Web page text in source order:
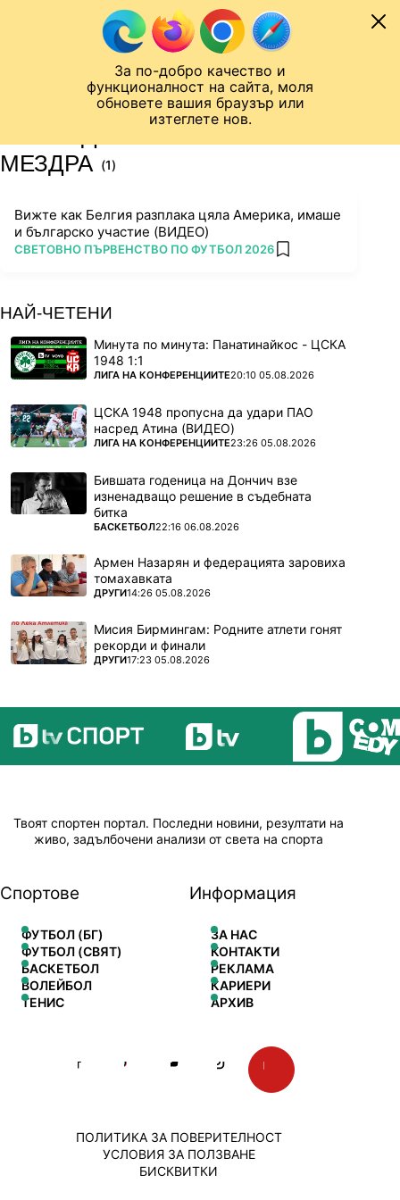
За по-добро качество и
функционалност на сайта, моля
обновете вашия браузър или
изтеглете нов.
Към съдържанието
Лига на Конференциите
МЕЗДРА (1)
Вижте как Белгия разплака цяла Америка, имаше
и българско участие (ВИДЕО)
ПОВЕЧЕ ОТ
СВЕТОВНО ПЪРВЕНСТВО ПО ФУТБОЛ 2026 add favorites
НАЙ-ЧЕТЕНИ
Минута по минута: Панатинайкос - ЦСКА
1948 1:1
ПОВЕЧЕ ОТ
ЛИГА НА КОНФЕРЕНЦИИТЕ20:10 05.08.2026
ЦСКА 1948 пропусна да удари ПАО
насред Атина (ВИДЕО)
ПОВЕЧЕ ОТ
ЛИГА НА КОНФЕРЕНЦИИТЕ23:26 05.08.2026
Бившата годеница на Дончич взе
изненадващо решение в съдебната
битка
ПОВЕЧЕ ОТ
БАСКЕТБОЛ22:16 06.08.2026
Армен Назарян и федерацията заровиха
томахавката
ПОВЕЧЕ ОТ
ДРУГИ14:26 05.08.2026
Мисия Бирмингам: Родните атлети гонят
рекорди и финали
ПОВЕЧЕ ОТ
ДРУГИ17:23 05.08.2026
Твоят спортен портал. Последни новини, резултати на
живо, задълбочени анализи от света на спорта
Спортове
ФУТБОЛ (БГ)
ФУТБОЛ (СВЯТ)
БАСКЕТБОЛ
ВОЛЕЙБОЛ
ТЕНИС
Информация
ЗА НАС
КОНТАКТИ
РЕКЛАМА
КАРИЕРИ
АРХИВ
ПОЛИТИКА ЗА ПОВЕРИТЕЛНОСТ
УСЛОВИЯ ЗА ПОЛЗВАНЕ
БИСКВИТКИ